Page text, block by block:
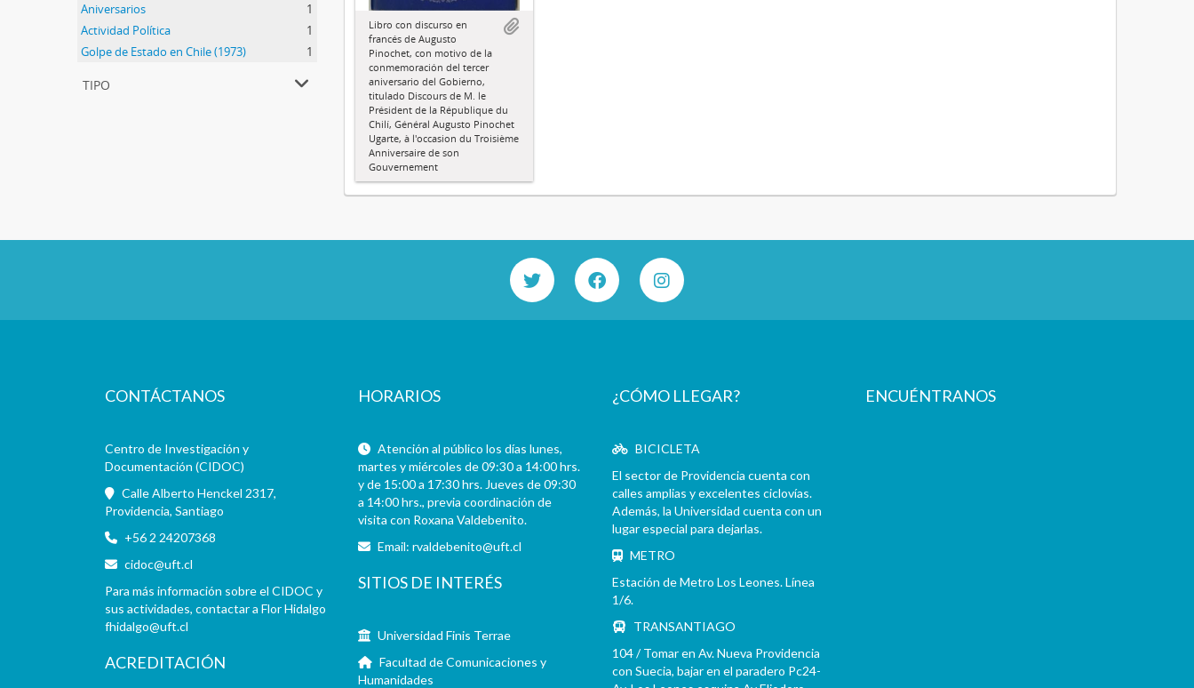
Aniversarios
1
Actividad Política
1
Golpe de Estado en Chile (1973)
1
tipo
Libro con discurso en
francés de Augusto
Pinochet, con motivo de la
conmemoración del tercer
aniversario del Gobierno,
titulado Discours de M. le
Président de la République du
Chilí, Général Augusto Pinochet
Ugarte, à l'occasion du Troisième
Anniversaire de son
Gouvernement
CONTÁCTANOS
Centro de Investigación y
Documentación (CIDOC)
Calle Alberto Henckel 2317,
Providencia, Santiago
+56 2 24207368
cidoc@uft.cl
Para más información sobre el CIDOC y
sus actividades, contactar a Flor Hidalgo
fhidalgo@uft.cl
ACREDITACIÓN
HORARIOS
Atención al público los días lunes,
martes y miércoles de 09:30 a 14:00 hrs.
y de 15:00 a 17:30 hrs. Jueves de 09:30
a 14:00 hrs., previa coordinación de
visita con Roxana Valdebenito.
Email:rvaldebenito@uft.cl
SITIOS DE INTERÉS
Universidad Finis Terrae
Facultad de Comunicaciones y
Humanidades
¿CÓMO LLEGAR?
BICICLETA
El sector de Providencia cuenta con
calles amplias y excelentes ciclovías.
Además, la Universidad cuenta con un
lugar especial para dejarlas.
METRO
Estación de Metro Los Leones. Línea
1/6.
TRANSANTIAGO
104 / Tomar en Av. Nueva Providencia
con Suecia, bajar en el paradero Pc24-
ENCUÉNTRANOS